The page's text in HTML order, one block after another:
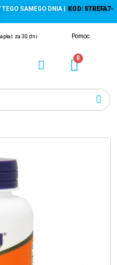
SAMEGO DNIA |
KOD: STREFA7-
za 30 dni Pomoc